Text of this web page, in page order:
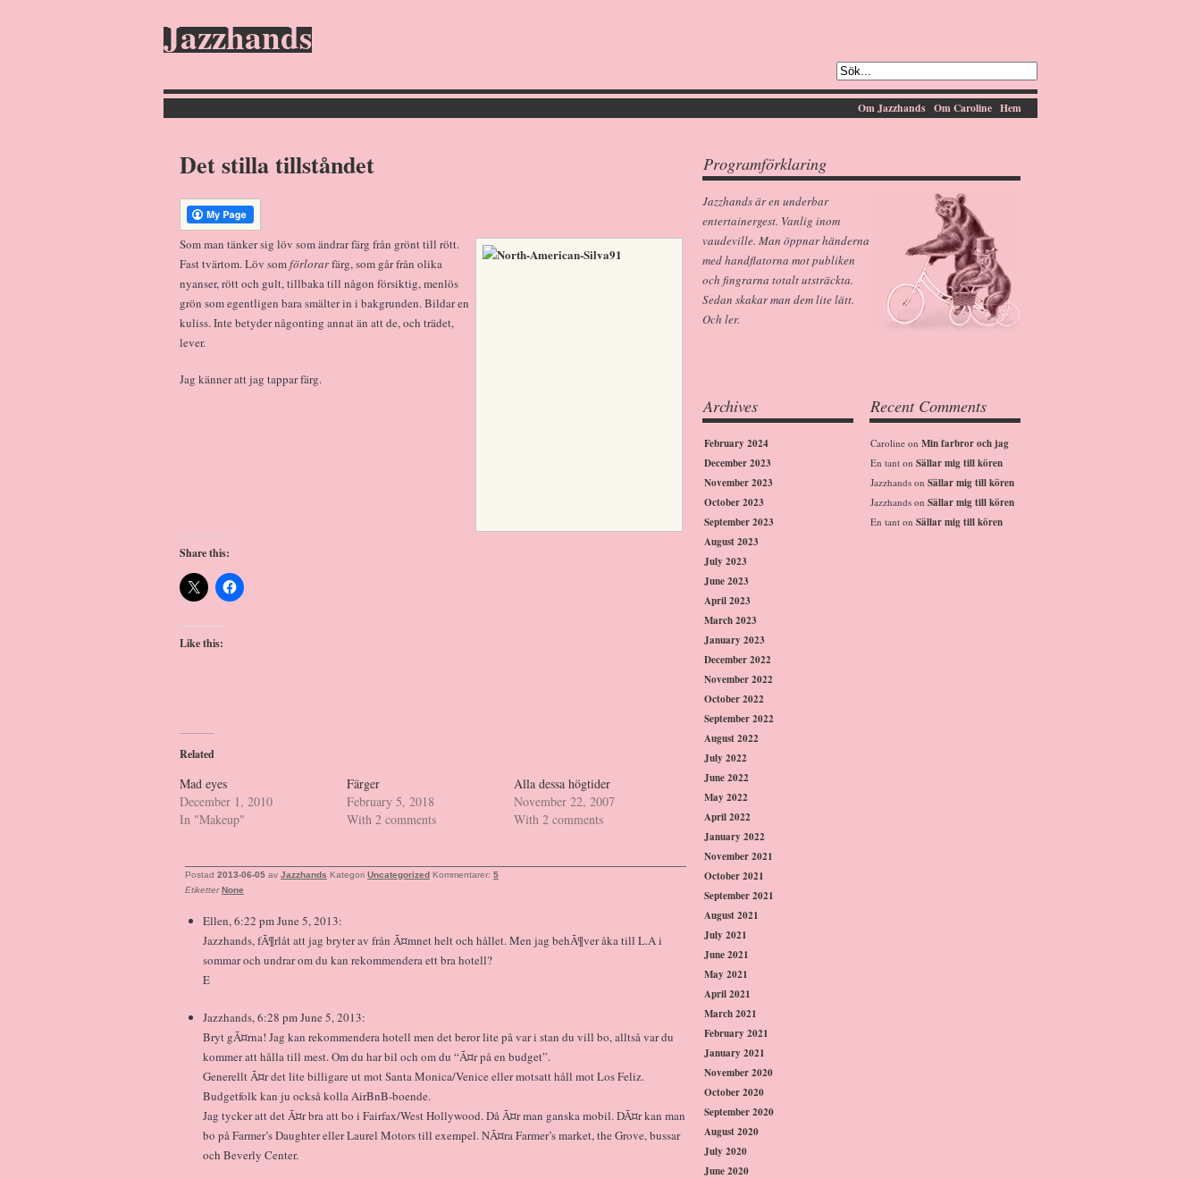
Jazzhands
Hem
Om Caroline
Om Jazzhands
Det stilla tillståndet
Som man tänker sig löv som ändrar färg från grönt till rött.
Fast tvärtom. Löv somförlorarfärg, som går från olika
nyanser, rött och gult, tillbaka till någon försiktig, menlös
grön som egentligen bara smälter in i bakgrunden. Bildar en
kuliss. Inte betyder någonting annat än att de, och trädet,
lever.
Jag känner att jag tappar färg.
Share this:
Like this:
Related
Mad eyes
December 1, 2010
In "Makeup"
Färger
February 5, 2018
With 2 comments
Alla dessa högtider
November 22, 2007
With 2 comments
Postad 2013-06-05 av Jazzhands Kategori Uncategorized Kommentarer: 5
Etiketter None
Ellen, 6:22 pm June 5, 2013:
Jazzhands, fÃ¶rlåt att jag bryter av från Ã¤mnet helt och hållet. Men jag behÃ¶ver åka till L.A i
sommar och undrar om du kan rekommendera ett bra hotell?
E
Jazzhands, 6:28 pm June 5, 2013:
Bryt gÃ¤rna! Jag kan rekommendera hotell men det beror lite på var i stan du vill bo, alltså var du
kommer att hålla till mest. Om du har bil och om du “Ã¤r på en budget”.
Generellt Ã¤r det lite billigare ut mot Santa Monica/Venice eller motsatt håll mot Los Feliz.
Budgetfolk kan ju också kolla AirBnB-boende.
Jag tycker att det Ã¤r bra att bo i Fairfax/West Hollywood. Då Ã¤r man ganska mobil. DÃ¤r kan man
bo på Farmer’s Daughter eller Laurel Motors till exempel. NÃ¤ra Farmer’s market, the Grove, bussar
och Beverly Center.
Programförklaring
Jazzhands är en underbar
entertainergest. Vanlig inom
vaudeville. Man öppnar händerna
med handflatorna mot publiken
och fingrarna totalt utsträckta.
Sedan skakar man dem lite lätt.
Och ler.
Archives
February 2024
December 2023
November 2023
October 2023
September 2023
August 2023
July 2023
June 2023
April 2023
March 2023
January 2023
December 2022
November 2022
October 2022
September 2022
August 2022
July 2022
June 2022
May 2022
April 2022
January 2022
November 2021
October 2021
September 2021
August 2021
July 2021
June 2021
May 2021
April 2021
March 2021
February 2021
January 2021
November 2020
October 2020
September 2020
August 2020
July 2020
June 2020
Recent Comments
Caroline on Min farbror och jag
En tant on Sällar mig till kören
Jazzhands on Sällar mig till kören
Jazzhands on Sällar mig till kören
En tant on Sällar mig till kören